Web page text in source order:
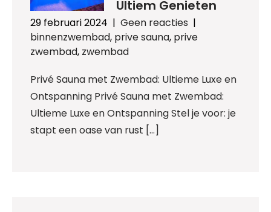
Ultiem Genieten
29 februari 2024 | Geen reacties |
binnenzwembad, prive sauna, prive
zwembad, zwembad
Privé Sauna met Zwembad: Ultieme Luxe en
Ontspanning Privé Sauna met Zwembad:
Ultieme Luxe en Ontspanning Stel je voor: je
stapt een oase van rust […]